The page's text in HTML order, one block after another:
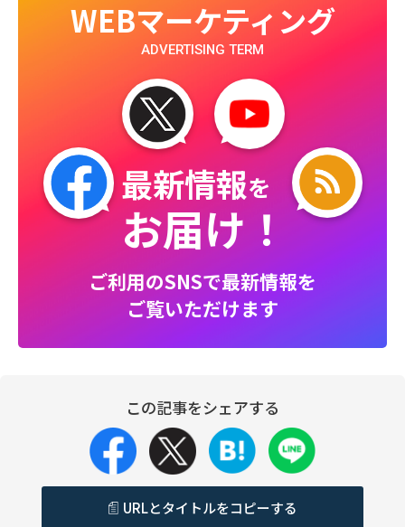
WEBマーケティング
ADVERTISING TERM
最新情報を
お届け！
ご利用のSNSで最新情報を
ご覧いただけます
この記事をシェアする
URLとタイトルをコピーする